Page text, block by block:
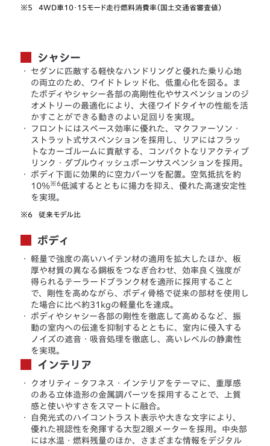
※5
4WD車10・15モード走行燃料消費率（国土交通省審査値）
シャシー
・
セダンに匹敵する軽快なハンドリングと優れた乗り心地
の両立のため、ワイドトレッド化、低重心化を図る。ま
たボディやシャシー各部の高剛性化やサスペンションのジ
オメトリーの最適化により、大径ワイドタイヤの性能を活
かすことができる動きのよい足回りを実現。
・
フロントにはスペース効率に優れた、マクファーソン・
ストラット式サスペンションを採用し、リアにはフラッ
トなカーゴルームに貢献する、コンパクトなリアクティブ
リンク・ダブルウィッシュボーンサスペンションを採用。
・
ボディ下面に効果的に空力パーツを配置。空気抵抗を約
10％※6低減するとともに揚力を抑え、優れた高速安定性
を実現。
※6 従来モデル比
ボディ
・
軽量で強度の高いハイテン材の適用を拡大したほか、板
厚や材質の異なる鋼板をつなぎ合わせ、効率良く強度が
得られるテーラードブランク材を適所に採用すること
で、剛性を高めながら、ボディ骨格で従来の部材を使用し
た場合に比べ約31kgの軽量化を達成。
・
ボディやシャシー各部の剛性を徹底して高めるなど、振
動の室内への伝達を抑制するとともに、室内に侵入する
ノイズの遮音・吸音処理を徹底し、高いレベルの静粛性
を実現。
インテリア
・
クオリティ－タフネス・インテリアをテーマに、重厚感
のある立体造形の金属調パーツを採用することで、上質
感と使いやすさをスマートに融合。
・
自発光式のハイコントラスト表示や大きな文字により、
優れた視認性を発揮する大型2眼メーターを採用。中央部
には水温・燃料残量のほか、さまざまな情報をデジタル